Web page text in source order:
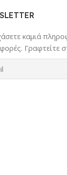
καμιά
Γραφτείτε